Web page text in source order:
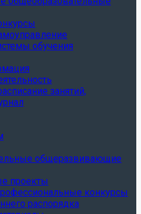
обучения
занятий,
общеразвивающие
проекты
конкурсы
распорядка